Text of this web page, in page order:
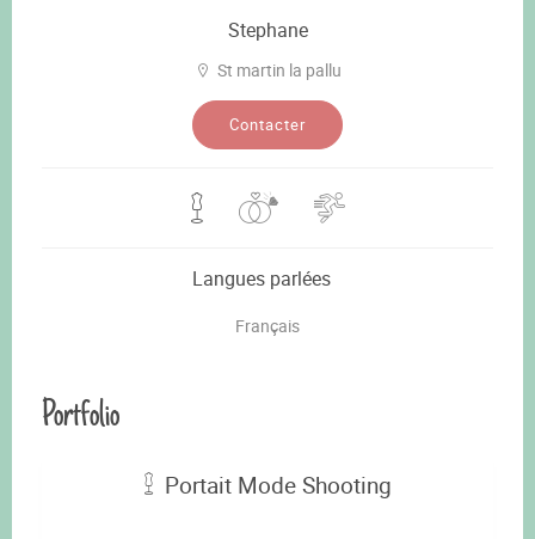
Stephane
St martin la pallu
Contacter
Langues parlées
Français
Portfolio
Portait Mode Shooting